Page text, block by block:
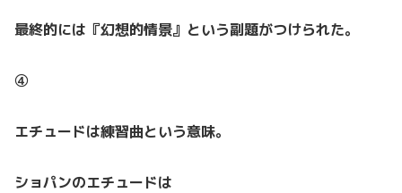
最終的には『幻想的情景』という副題がつけられた。
④
エチュードは練習曲という意味。
ショパンのエチュードは